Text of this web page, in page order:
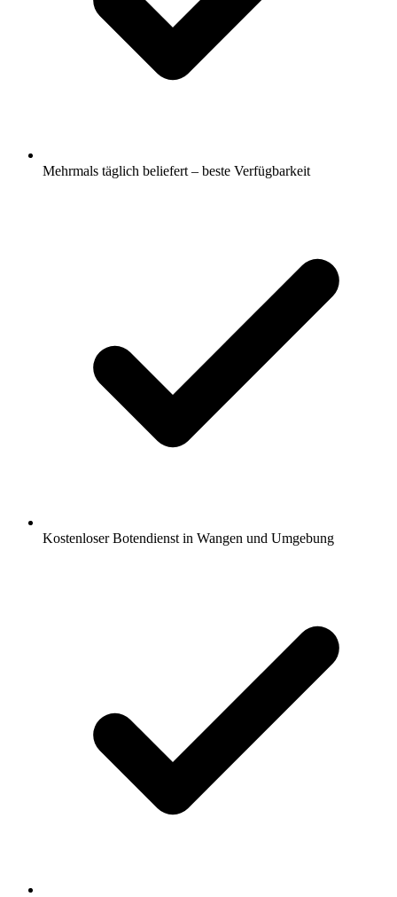
Mehrmals täglich beliefert – beste Verfügbarkeit
Kostenloser Botendienst in Wangen und Umgebung